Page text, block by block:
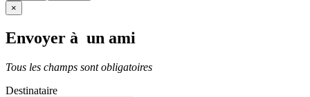
×
Envoyer à un ami
Tous les champs sont obligatoires
Destinataire